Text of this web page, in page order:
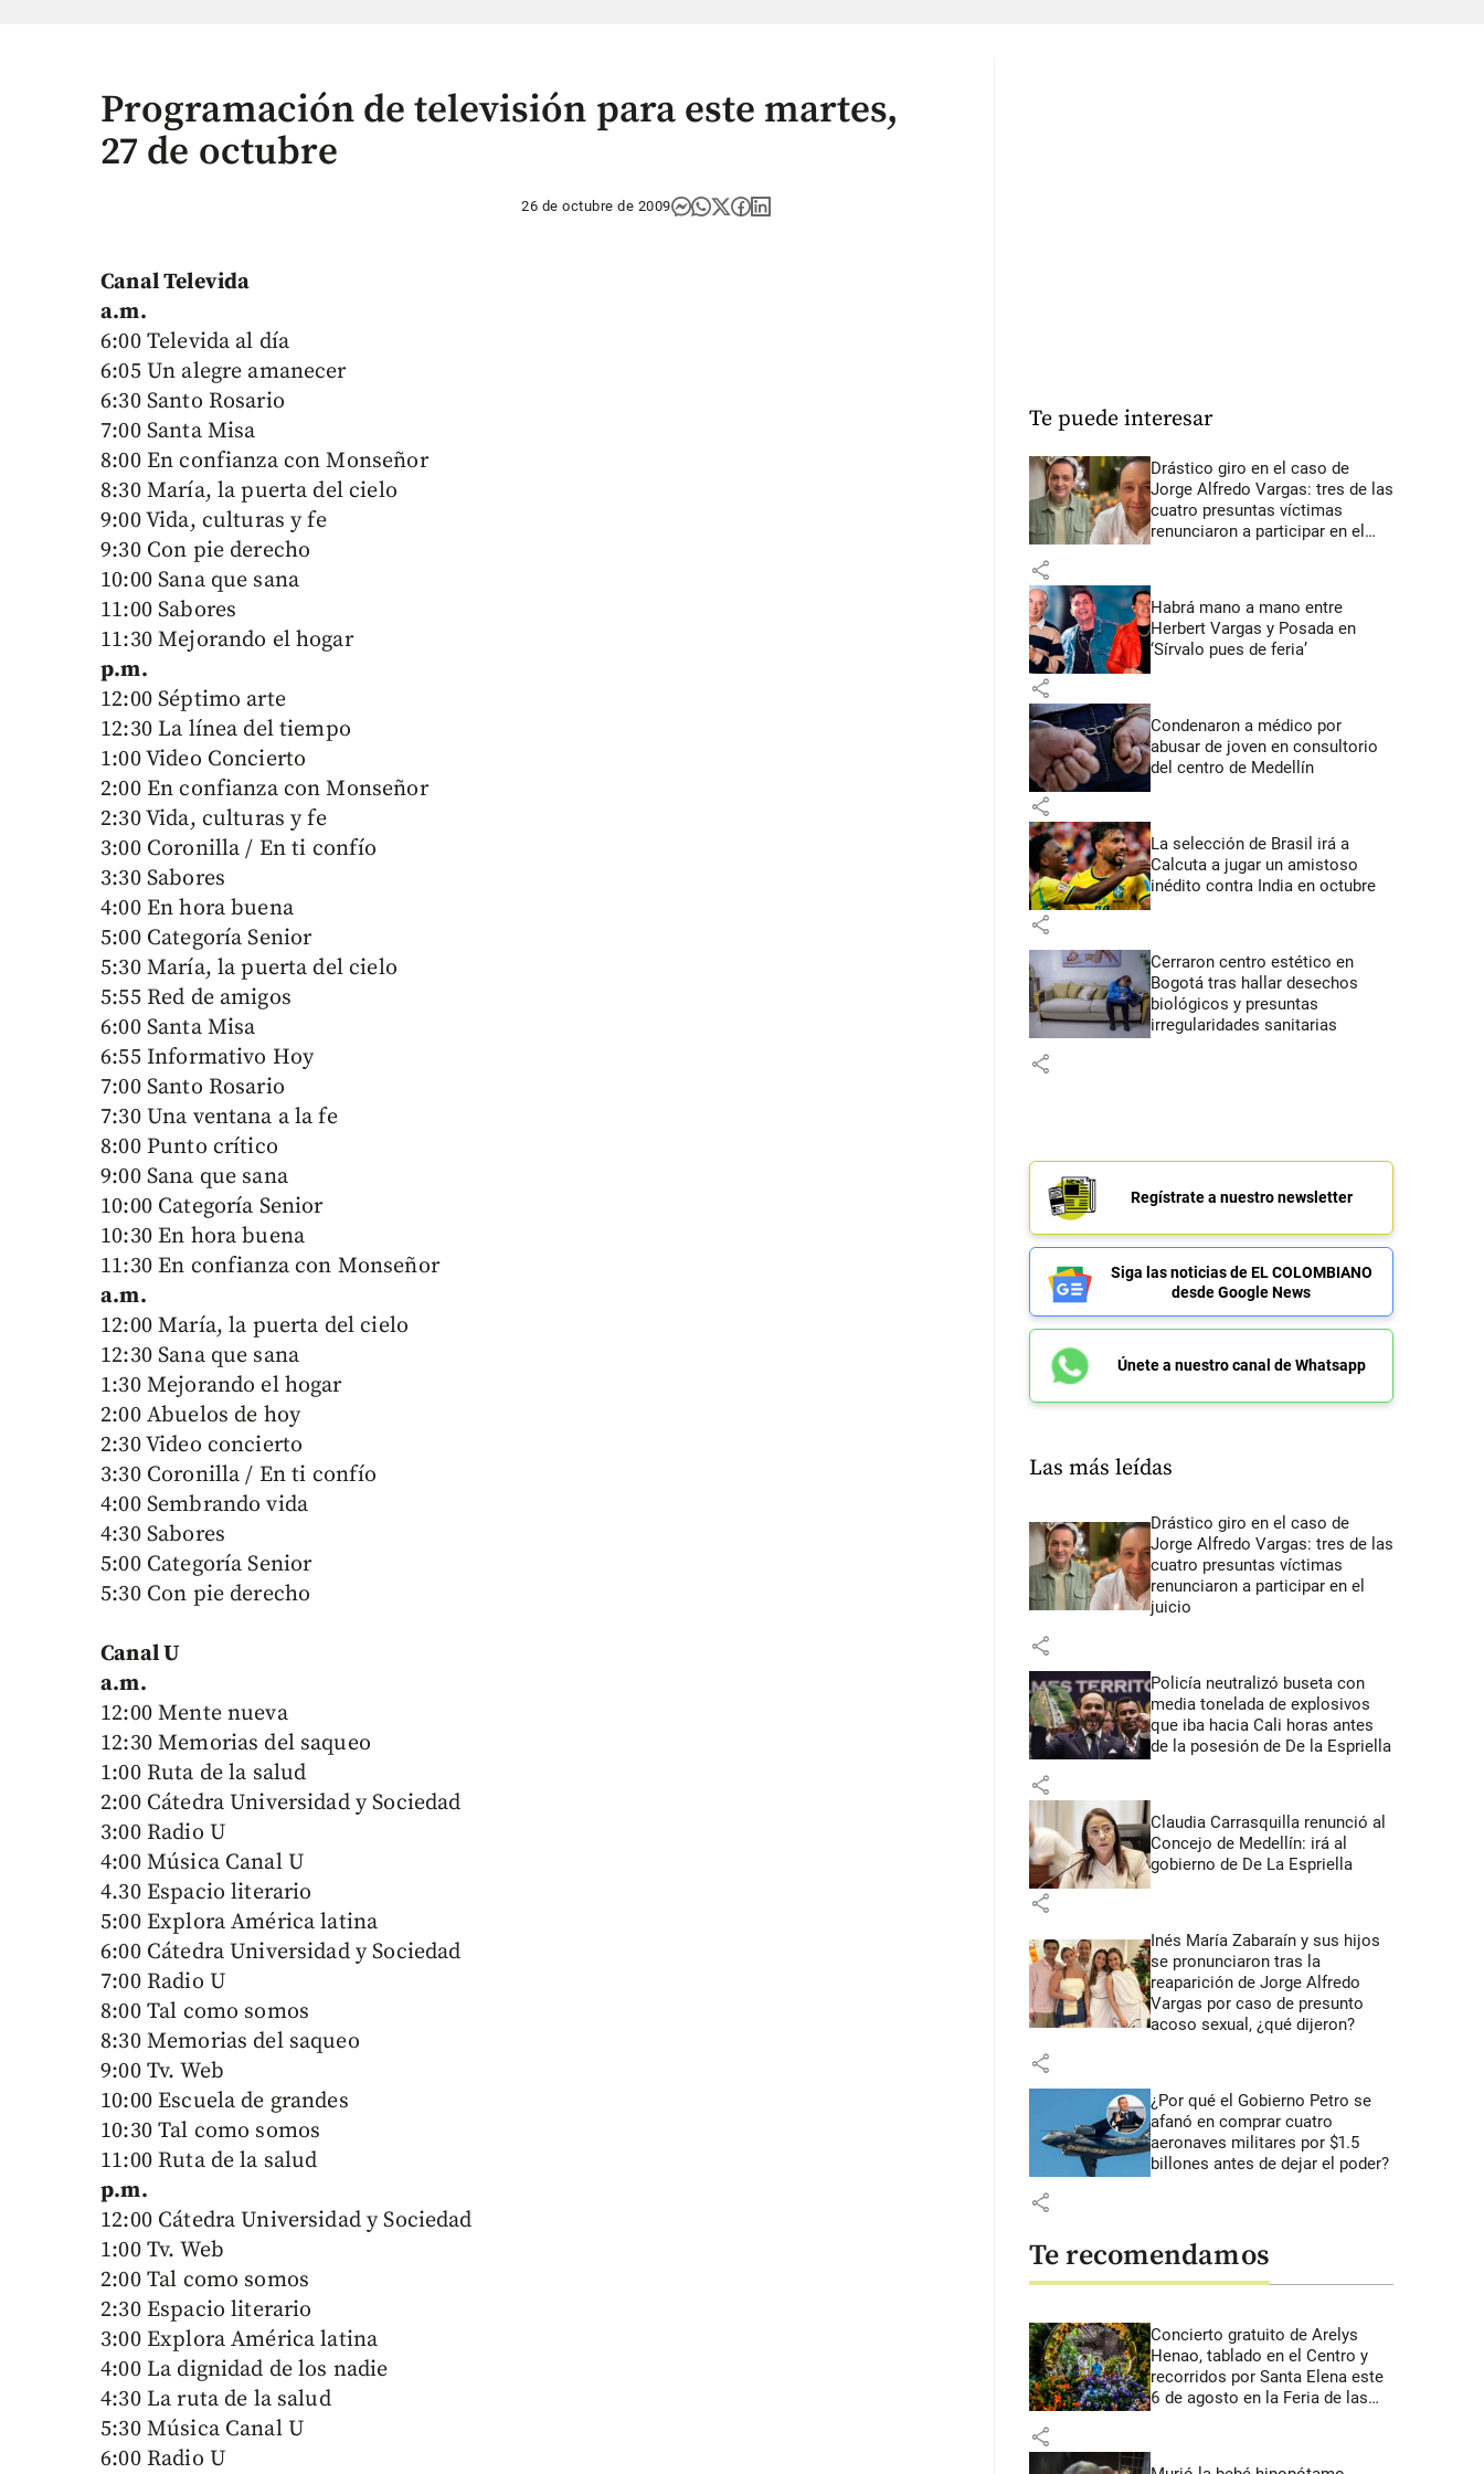
Programación de televisión para este martes,
27 de octubre
26 de octubre de 2009
Canal Televida
a.m.
6:00 Televida al día
6:05 Un alegre amanecer
6:30 Santo Rosario
7:00 Santa Misa
8:00 En confianza con Monseñor
8:30 María, la puerta del cielo
9:00 Vida, culturas y fe
9:30 Con pie derecho
10:00 Sana que sana
11:00 Sabores
11:30 Mejorando el hogar
p.m.
12:00 Séptimo arte
12:30 La línea del tiempo
1:00 Video Concierto
2:00 En confianza con Monseñor
2:30 Vida, culturas y fe
3:00 Coronilla / En ti confío
3:30 Sabores
4:00 En hora buena
5:00 Categoría Senior
5:30 María, la puerta del cielo
5:55 Red de amigos
6:00 Santa Misa
6:55 Informativo Hoy
7:00 Santo Rosario
7:30 Una ventana a la fe
8:00 Punto crítico
9:00 Sana que sana
10:00 Categoría Senior
10:30 En hora buena
11:30 En confianza con Monseñor
a.m.
12:00 María, la puerta del cielo
12:30 Sana que sana
1:30 Mejorando el hogar
2:00 Abuelos de hoy
2:30 Video concierto
3:30 Coronilla / En ti confío
4:00 Sembrando vida
4:30 Sabores
5:00 Categoría Senior
5:30 Con pie derecho
Canal U
a.m.
12:00 Mente nueva
12:30 Memorias del saqueo
1:00 Ruta de la salud
2:00 Cátedra Universidad y Sociedad
3:00 Radio U
4:00 Música Canal U
4.30 Espacio literario
5:00 Explora América latina
6:00 Cátedra Universidad y Sociedad
7:00 Radio U
8:00 Tal como somos
8:30 Memorias del saqueo
9:00 Tv. Web
10:00 Escuela de grandes
10:30 Tal como somos
11:00 Ruta de la salud
p.m.
12:00 Cátedra Universidad y Sociedad
1:00 Tv. Web
2:00 Tal como somos
2:30 Espacio literario
3:00 Explora América latina
4:00 La dignidad de los nadie
4:30 La ruta de la salud
5:30 Música Canal U
6:00 Radio U
Te puede interesar
Drástico giro en el caso de
Jorge Alfredo Vargas: tres de las
cuatro presuntas víctimas
renunciaron a participar en el
share
Habrá mano a mano entre
Herbert Vargas y Posada en
‘Sírvalo pues de feria’
share
Condenaron a médico por
abusar de joven en consultorio
del centro de Medellín
share
La selección de Brasil irá a
Calcuta a jugar un amistoso
inédito contra India en octubre
share
Cerraron centro estético en
Bogotá tras hallar desechos
biológicos y presuntas
irregularidades sanitarias
share
Regístrate a nuestro newsletter
Siga las noticias de EL COLOMBIANO
desde Google News
Únete a nuestro canal de Whatsapp
Las más leídas
Drástico giro en el caso de
Jorge Alfredo Vargas: tres de las
cuatro presuntas víctimas
renunciaron a participar en el
juicio
share
Policía neutralizó buseta con
media tonelada de explosivos
que iba hacia Cali horas antes
de la posesión de De la Espriella
share
Claudia Carrasquilla renunció al
Concejo de Medellín: irá al
gobierno de De La Espriella
share
Inés María Zabaraín y sus hijos
se pronunciaron tras la
reaparición de Jorge Alfredo
Vargas por caso de presunto
acoso sexual, ¿qué dijeron?
share
¿Por qué el Gobierno Petro se
afanó en comprar cuatro
aeronaves militares por $1.5
billones antes de dejar el poder?
share
Te recomendamos
Concierto gratuito de Arelys
Henao, tablado en el Centro y
recorridos por Santa Elena este
6 de agosto en la Feria de las
share